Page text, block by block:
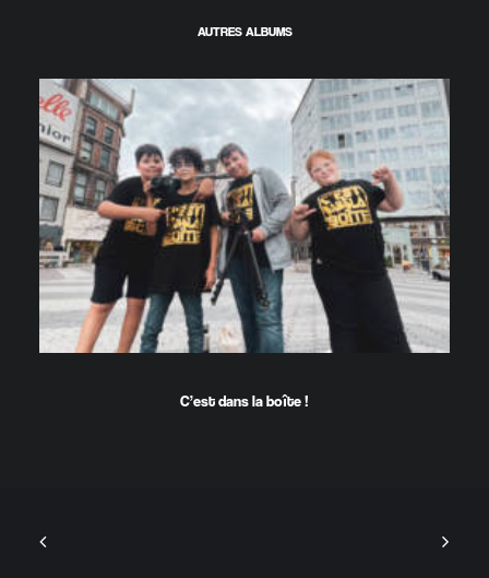
AUTRES ALBUMS
C’est dans la boîte !